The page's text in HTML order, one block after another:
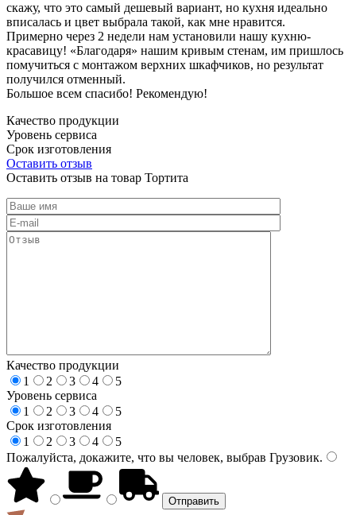
скажу, что это самый дешевый вариант, но кухня идеально
вписалась и цвет выбрала такой, как мне нравится.
Примерно через 2 недели нам установили нашу кухню-
красавицу! «Благодаря» нашим кривым стенам, им пришлось
помучиться с монтажом верхних шкафчиков, но результат
получился отменный.
Большое всем спасибо! Рекомендую!
Качество продукции
Уровень сервиса
Срок изготовления
Оставить отзыв
Оставить отзыв на товар Тортита
Качество продукции
1
2 3 4
5
Уровень сервиса
1
2 3 4
5
Срок изготовления
1
2 3 4
5
Пожалуйста, докажите, что вы человек, выбрав Грузовик.